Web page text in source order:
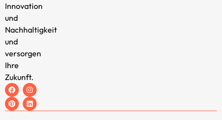
Innovation
und
Nachhaltigkeit
und
versorgen
Ihre
Zukunft.